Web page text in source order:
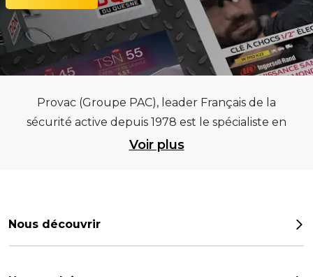
Provac (Groupe PAC), leader Français de la
sécurité active depuis 1978 est le spécialiste en
équipements pour garages et centres
meilleurs équipements sur des critères de
Voir plus
Nous découvrir